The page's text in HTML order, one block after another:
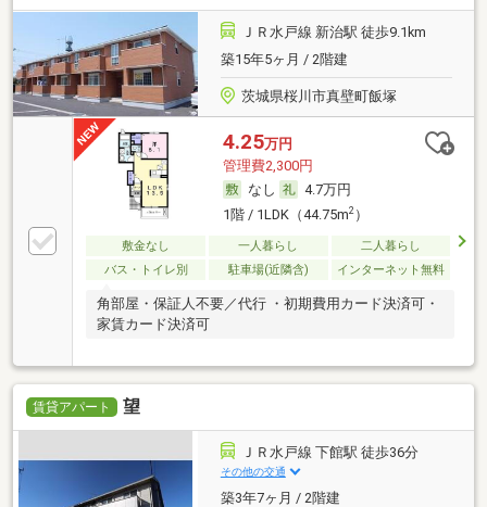
ＪＲ水戸線 新治駅 徒歩9.1km
築15年5ヶ月 / 2階建
茨城県桜川市真壁町飯塚
4.25万円
管理費2,300円
なし
4.7万円
1階 / 1LDK（44.75m2）
敷金なし 一人暮らし
二人暮らし
バス・トイレ別
駐車場(近隣含) インターネット無料
角部屋・保証人不要／代行 ・初期費用カード決済可・
家賃カード決済可
賃貸アパート 望
ＪＲ水戸線 下館駅 徒歩36分
その他の交通
築3年7ヶ月 / 2階建